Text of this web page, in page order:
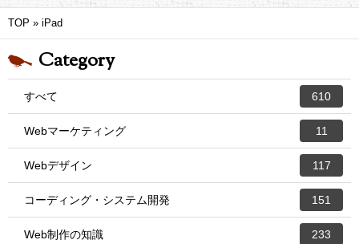
TOP » iPad
Category
すべて 610
Webマーケティング 11
Webデザイン 117
コーディング・システム開発 151
Web制作の知識 233